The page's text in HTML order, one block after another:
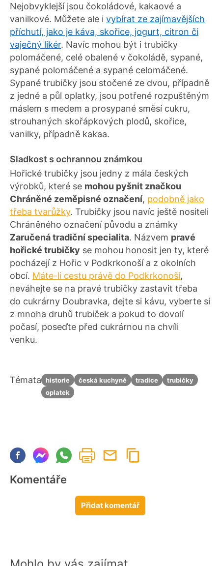
Nejobvyklejší jsou čokoládové, kakaové a
vanilkové. Můžete ale i vybírat ze zajímavějších
příchutí, jako je káva, skořice, jogurt, citron či
vaječný likér. Navíc mohou být i trubičky
polomáčené, celé obalené v čokoládě, sypané,
sypané polomáčené a sypané celomáčené.
Sypané trubičky jsou stočené ze dvou, případně
z jedné a půl oplatky, jsou potřené rozpuštěným
máslem s medem a prosypané směsí cukru,
strouhaných skořápkových plodů, skořice,
vanilky, případně kakaa.
Sladkost s ochrannou známkou
Hořické trubičky jsou jedny z mála českých
výrobků, které se mohou pyšnit značkou
Chráněné zeměpisné označení, podobně jako
třeba tvarůžky. Trubičky jsou navíc ještě nositeli
Chráněného označení původu a známky
Zaručená tradiční specialita. Názvem pravé
hořické trubičky se mohou honosit jen ty, které
pocházejí z Hořic v Podkrkonoší a z okolních
obcí. Máte-li cestu právě do Podkrkonoší,
neváhejte se na pravé trubičky zastavit třeba
do cukrárny Doubravka, dejte si kávu, vyberte si
z mnoha druhů trubiček a pokud to dovolí
počasí, poseďte před cukrárnou na chvíli
venku.
Témata historie česká kuchyně tradice
trubičky
oplatek
Komentáře
Přidat komentář